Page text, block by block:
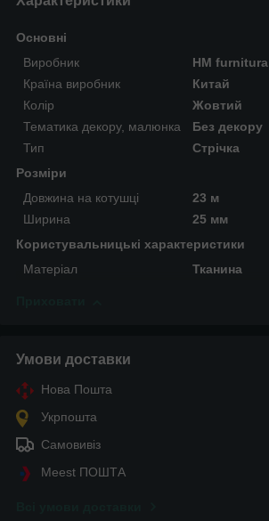
Основні
Виробник
HM furnitura
Країна виробник
Китай
Колір
Жовтий
Тематика декору, малюнка
Без декору
Тип
Стрічка
Розміри
Довжина на котушці
23 м
Ширина
25 мм
Користувальницькі характеристики
Матеріал
Тканина
Умови доставки
Нова Пошта
Укрпошта
Самовивіз
Meest ПОШТА